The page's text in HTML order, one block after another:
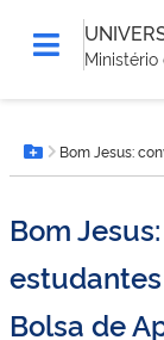
está
aqui:Botão Menu
Bom Jesus:
Bom
Bolsa de